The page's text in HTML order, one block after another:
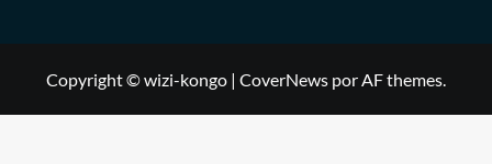
Copyright © wizi-kongo | CoverNews por AF themes.